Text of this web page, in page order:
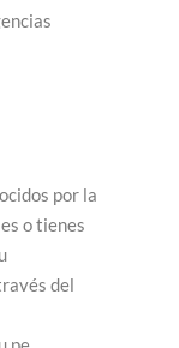
por la
o tienes
del